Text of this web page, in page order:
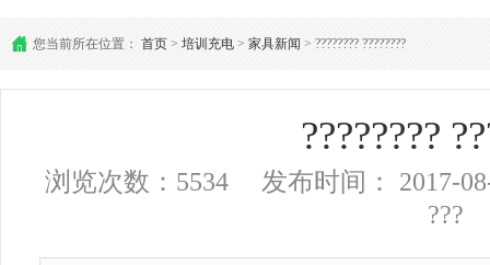
您当前所在位置： 首页 > 培训充电 > 家具新闻 > ???????? ????????
????????
浏览次数：5534 发布时间： 2017-
???